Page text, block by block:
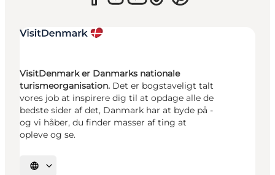
VisitDenmark er Danmarks nationale
turismeorganisation. Det er bogstaveligt talt
vores job at inspirere dig til at opdage alle de
bedste sider af det, Danmark har at byde på -
og vi håber, du finder masser af ting at
opleve og se.
Vælg sprog